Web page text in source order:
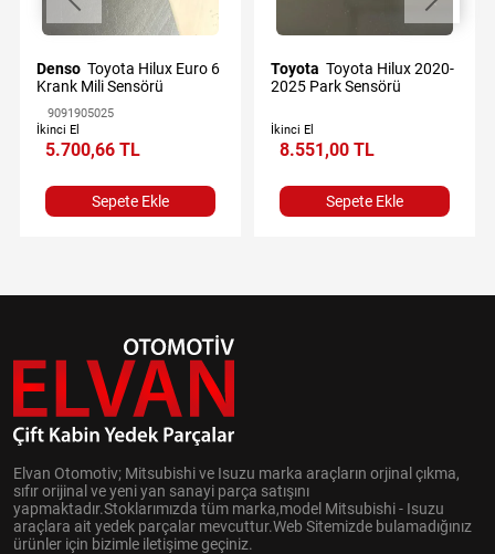
Denso Toyota Hilux Euro 6
Krank Mili Sensörü
9091905025
İkinci El
5.700,66 TL
Sepete Ekle
Toyota
2025 Park Sensörü
İkinci El
8.551,00 TL
Sepete Ekle
Elvan Otomotiv; Mitsubishi ve Isuzu marka araçların orjinal çıkma,
sıfır orijinal ve yeni yan sanayi parça satışını
yapmaktadır.Stoklarımızda tüm marka,model Mitsubishi - Isuzu
araçlara ait yedek parçalar mevcuttur.Web Sitemizde bulamadığınız
ürünler için bizimle iletişime geçiniz.